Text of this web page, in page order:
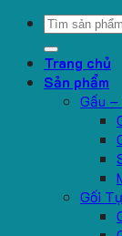
Search
Trang chủ
Sản phẩm
Gấu –
Gối